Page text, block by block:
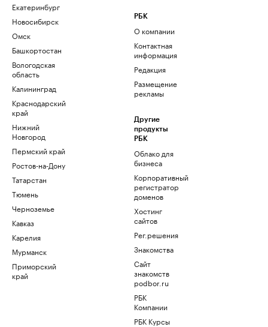
Екатеринбург
Новосибирск
Омск
Башкортостан
Вологодская
область
Калининград
Краснодарский
край
Нижний
Новгород
Пермский край
Ростов-на-Дону
Татарстан
Тюмень
Черноземье
Кавказ
Карелия
Мурманск
Приморский
край
РБК
О компании
Контактная
информация
Редакция
Размещение
рекламы
Другие
продукты
РБК
Облако для
бизнеса
Корпоративный
регистратор
доменов
Хостинг
сайтов
Рег.решения
Знакомства
Сайт
знакомств
podbor.ru
РБК
Компании
РБК Курсы